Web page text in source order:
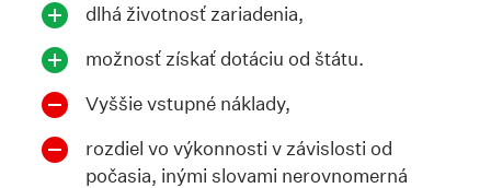
dlhá životnosť zariadenia,
možnosť získať dotáciu od štátu.
Vyššie vstupné náklady,
rozdiel vo výkonnosti v závislosti od
počasia, inými slovami nerovnomerná